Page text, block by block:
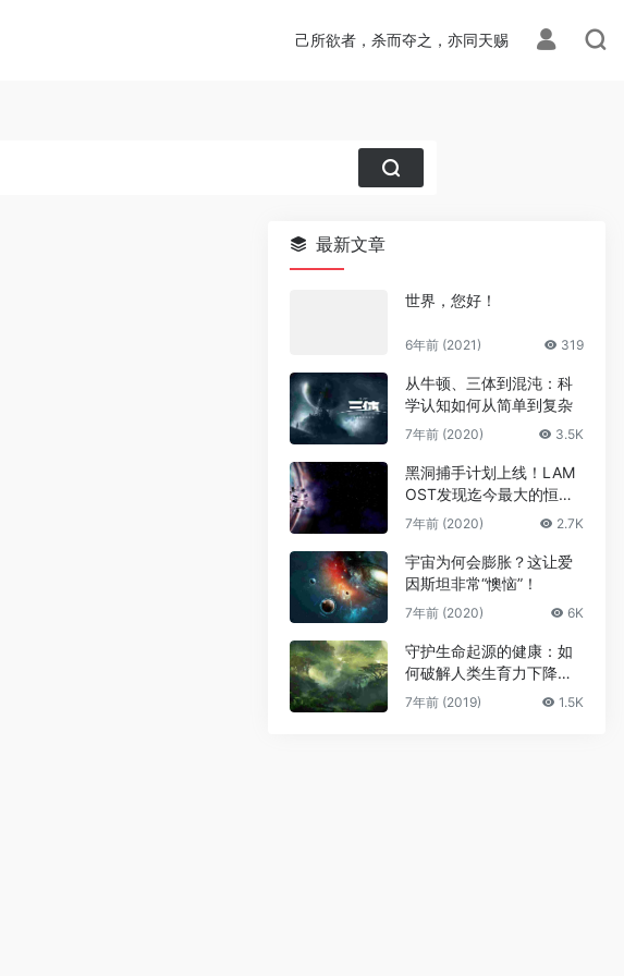
己所欲者，杀而夺之，亦同天赐
最新文章
世界，您好！
6年前 (2021) 319
从牛顿、三体到混沌：科
学认知如何从简单到复杂
7年前 (2020) 3.5K
黑洞捕手计划上线！LAM
OST发现迄今最大的恒星
级黑洞
7年前 (2020) 2.7K
宇宙为何会膨胀？这让爱
因斯坦非常“懊恼”！
7年前 (2020) 6K
守护生命起源的健康：如
何破解人类生育力下降难
题
7年前 (2019) 1.5K